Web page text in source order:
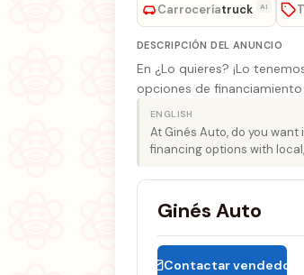
Carroceríatruck AI
DESCRIPCIÓN DEL ANUNCIO
En ¿Lo quieres? ¡Lo
opciones de
ENGLISH
At Ginés Auto, do you
financing options with
Ginés Auto
Contactar vendedor